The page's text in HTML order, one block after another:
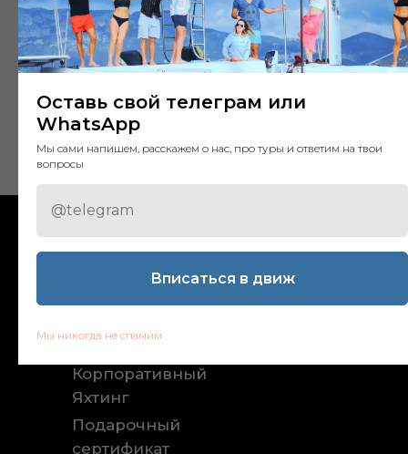
Классический силуэт.
Круглая горловина.
Длинные рукава.
Состав100% Премиум хлопок
Сделано в России
Оставь свой телеграм или
WhatsApp
Мы сами напишем, расскажем о нас, про туры и ответим на твои
вопросы
Вписаться в движ
Мы никогда не спамим
Капитанов
Подарочный
сертификат
Отзывы
Корпоративный
Яхтинг
Яхтинг